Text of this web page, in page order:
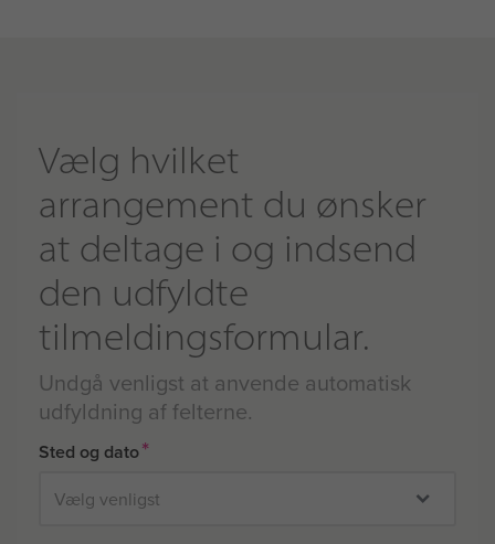
Vælg hvilket
arrangement du ønsker
at deltage i og indsend
den udfyldte
tilmeldingsformular.
Undgå venligst at anvende automatisk
udfyldning af felterne.
Sted og dato*